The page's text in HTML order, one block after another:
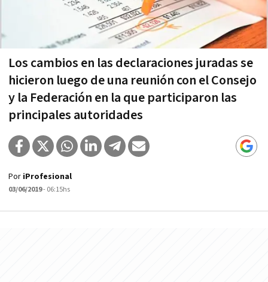
Los cambios en las declaraciones juradas se
hicieron luego de una reunión con el Consejo
y la Federación en la que participaron las
principales autoridades
Por iProfesional
03/06/2019- 06:15hs